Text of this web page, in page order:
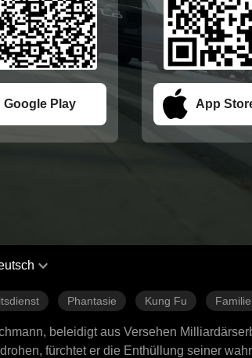
Google Play App
Phantasie Kung Fu
beleidigt aus Versehen
fürchtet er die Enthüllung seiner